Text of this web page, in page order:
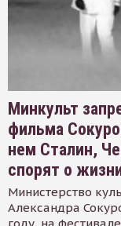
Минкульт
фильма
нем Сталин,
спорят о
Министерство
Александра